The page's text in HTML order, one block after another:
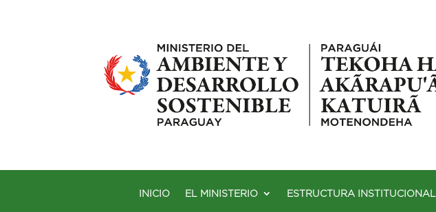
INICIO EL MINISTERIO ESTRUCTURA INSTITUCIONAL